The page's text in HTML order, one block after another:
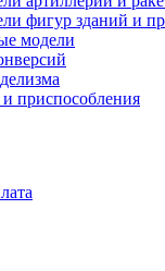
фигур зданий и
модели
приспособления